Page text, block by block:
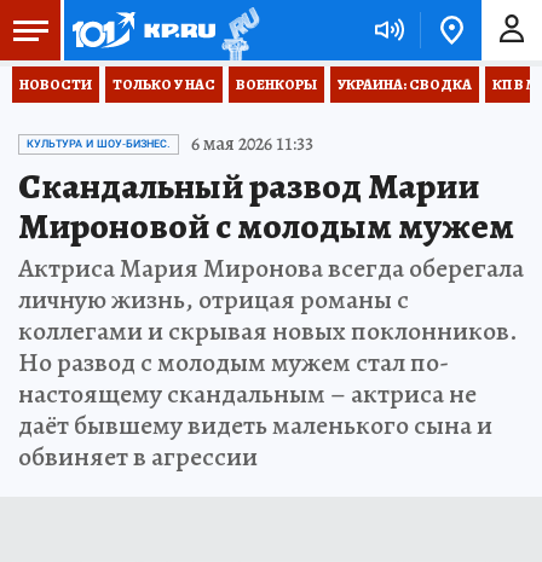
НОВОСТИ ТОЛЬКО У НАС ВОЕНКОРЫ УКРАИНА: СВОДКА КП В
КУЛЬТУРА И ШОУ-БИЗНЕС. 6 мая 2026 11:33
Скандальный развод Марии
Мироновой с молодым мужем
Актриса Мария Миронова всегда оберегала
личную жизнь, отрицая романы с
коллегами и скрывая новых поклонников.
Но развод с молодым мужем стал по-
настоящему скандальным – актриса не
даёт бывшему видеть маленького сына и
обвиняет в агрессии